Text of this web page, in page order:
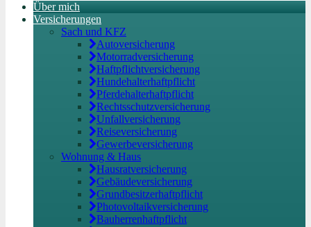
Über mich
Versicherungen
Sach und KFZ
Autoversicherung
Motorradversicherung
Haftpflichtversicherung
Hundehalterhaftpflicht
Pferdehalterhaftpflicht
Rechtsschutzversicherung
Unfallversicherung
Reiseversicherung
Gewerbeversicherung
Wohnung & Haus
Hausratversicherung
Gebäudeversicherung
Grundbesitzerhaftpflicht
Photovoltaikversicherung
Bauherrenhaftpflicht